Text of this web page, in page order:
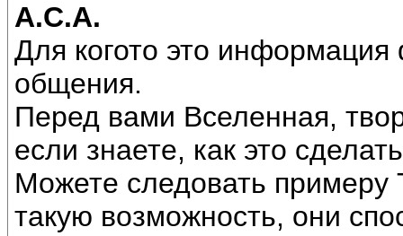
А.С.А.
Для когото это информация
общения.
Перед вами Вселенная,
если знаете, как это
Можете следовать
такую возможность, они